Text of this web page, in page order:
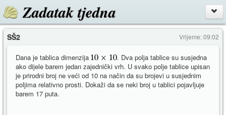
Zadatak tjedna
Vrijeme: 09:02
SŠ2
Dana je tablica dimenzija
. Dva polja tablice su susjedna
ako dijele barem jedan zajednički vrh. U svako polje tablice upisan
je prirodni broj ne veći od 10 na način da su brojevi u susjednim
poljima relativno prosti. Dokaži da se neki broj u tablici pojavljuje
barem 17 puta.